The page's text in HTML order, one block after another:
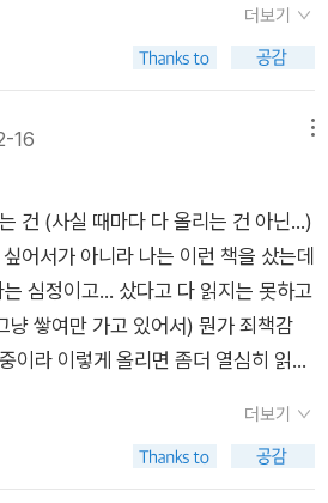
이 책이 한강작가를 말하는 책이 아닐까
다음에 노벨문학상 수상작가가 된 것
는 뭔가 대작가의 기운이 느껴지지만
서도 샀는데 아직은 읽지 않았다. 2위
못 들어본 책이다. 나사는 못 친구 나
니겠지? 거의 이런 수준이다. 나사는
손은 어둡구나....래그타임이라는 말
. 19세기 후반 유행한 미국의 음악으
. 6위는 버지니아 울프의 <제이콥의
고 육아 우울증에서 벗어나 버지니아
는 건, 내가 이 작가의 소설을 감당할
재미있고 일면은 이게 뭐지 어리둥절
해도 출근을 해도 회의가 많아서 하
든 읽어 보겠다고 아무리 늦은 시각
간 어느새 책에 머리를 쳐박고 자고
일쑤였고. 머리가 복잡하니 뭔가 진지
단 소설로 일관하고 있다... 라지만 그
회사를 다시 다니기 시작해서 가장 슬
시간이 부족하다는 것. 그래도 내겐,
이라는 걸 새삼 깨닫는다. 누군가에게
위한 것이 아니라 책을 읽고 있는 그
먼지를 지우는 느낌을 주기 때문에 그
는다는 것을, 다시한번 느끼고 있다.
마슈 시리즈는... 놀랍다. 이번 이
더보기
16
건 (사실 때마다 다 올리는 건 아닌...)
어서가 아니라 나는 이런 책을 샀는데
심정이고... 샀다고 다 읽지는 못하고
냥 쌓여만 가고 있어서) 뭔가 죄책감
이라 이렇게 올리면 좀더 열심히 읽지
소설 작가라고 분류하는 것에 반대한
많이 딸리기는 했지만, 그의 전성기 때
더보기